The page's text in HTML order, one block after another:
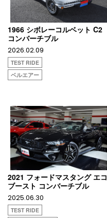
1966 シボレーコルベット C2
コンバーチブル
2026.02.09
TEST RIDE
ベルエアー
2021 フォードマスタング エコ
ブースト コンバーチブル
2025.06.30
TEST RIDE